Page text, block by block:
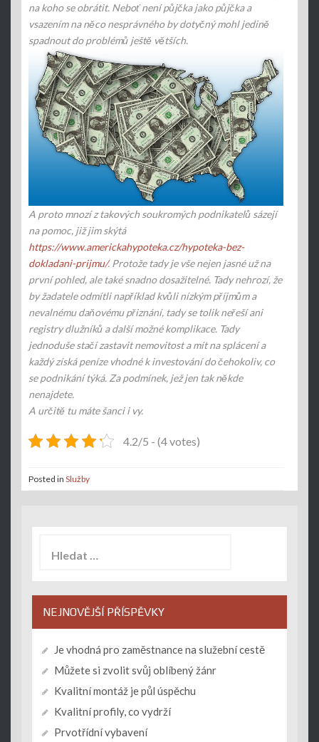
na koho se obrátit. Neboť není půjčka jako půjčka a
vsazením na něco nesprávného by dotyčný mohl jedině
spadnout do problémů ještě větších.
A proto mnozí z takových soukromých podnikatelů sázejí
na pomoc, již jim skýtá
https://www.americkahypoteka.cz/hypoteka-bez-
dokladani-prijmu/. Protože tady je vše nejen jasné už na
první pohled, ale také snadno dosažitelné. Tady nehrozí, že
by žadatele odmítli například kvůli nízkým příjmům a
nevalnému daňovému přiznání, tady se tolik neřeší ani
registry dlužníků a další možné komplikace. Tady
jednoduše stačí zastavit nemovitost a mít na splácení a
každý získá peníze vhodné k investování do čehokoliv, co
se podnikání týká. Za podmínek, jež jen tak někde
nenajdete.
A určitě tu máte šanci i vy.
4.2/5 - (4 votes)
Posted in Služby
NEJNOVĚJŠÍ PŘÍSPĚVKY
Je vhodná pro zaměstnance na služební cestě
Můžete si zvolit svůj oblíbený žánr
Kvalitní montáž je půl úspěchu
Kvalitní profily, co vydrží
Prvotřídní vybavení